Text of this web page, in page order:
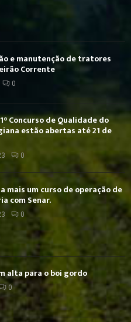
e manutenção de tratores
Corrente
0
Concurso de Qualidade do
estão abertas até 21 de
0
mais um curso de operação de
com Senar.
0
alta para o boi gordo
0